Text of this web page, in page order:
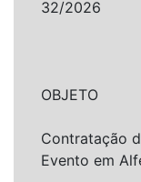
32/2026
OBJETO
Contratação
Evento em